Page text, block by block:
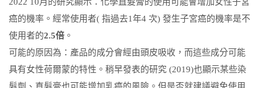
癌的機率。經常使用者( 指過去1年4 次) 發生子宮癌的機率是不
使用者的2.5倍 。
可能的原因為：產品的成分會經由頭皮吸收，而這些成分可能
具有女性荷爾蒙的特性。稍早發表的研究 (2019)也顯示某些染